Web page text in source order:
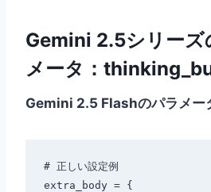
Gemini 2.5シリーズ
メータ：
Gemini 2.5 Flashのパラメー
# 正しい設定例
extra_body = {